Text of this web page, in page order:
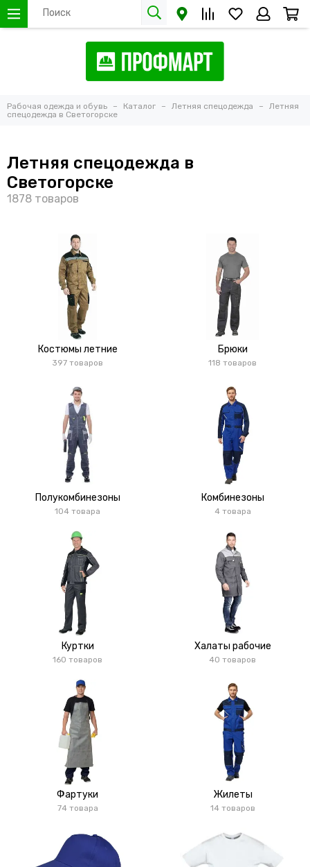
Рабочая одежда и обувь Каталог Летняя спецодежда
Летняя
спецодежда в Светогорске
Летняя спецодежда в
Светогорске
Костюмы летние
397 товаров
Брюки
118 товаров
Полукомбинезоны
104 товара
Комбинезоны
4 товара
Куртки
160 товаров
Халаты рабочие
40 товаров
Фартуки
74 товара
Жилеты
14 товаров